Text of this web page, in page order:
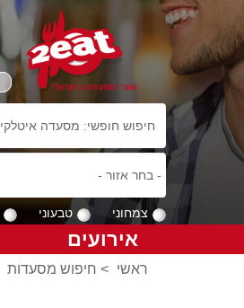
צמחוני טבעוני
אירועים
ראשי > חיפוש מסעדות